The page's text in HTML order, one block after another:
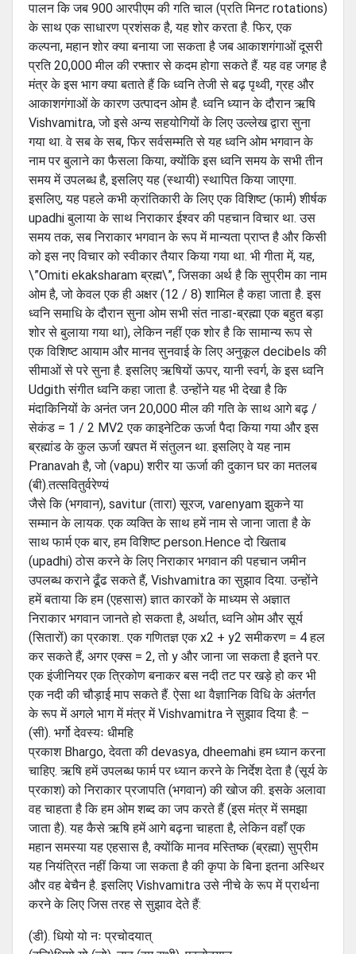
पालन कि जब 900 आरपीएम की गति चाल (प्रति मिनट rotations)
के साथ एक साधारण प्रशंसक है, यह शोर करता है. फिर, एक
कल्पना, महान शोर क्या बनाया जा सकता है जब आकाशगंगाओं दूसरी
प्रति 20,000 मील की रफ्तार से कदम होगा सकते हैं. यह वह जगह है
मंत्र के इस भाग क्या बताते हैं कि ध्वनि तेजी से बढ़ पृथ्वी, ग्रह और
आकाशगंगाओं के कारण उत्पादन ओम है. ध्वनि ध्यान के दौरान ऋषि
Vishvamitra, जो इसे अन्य सहयोगियों के लिए उल्लेख द्वारा सुना
गया था. वे सब के सब, फिर सर्वसम्मति से यह ध्वनि ओम भगवान के
नाम पर बुलाने का फैसला किया, क्योंकि इस ध्वनि समय के सभी तीन
समय में उपलब्ध है, इसलिए यह (स्थायी) स्थापित किया जाएगा.
इसलिए, यह पहले कभी क्रांतिकारी के लिए एक विशिष्ट (फार्म) शीर्षक
upadhi बुलाया के साथ निराकार ईश्वर की पहचान विचार था. उस
समय तक, सब निराकार भगवान के रूप में मान्यता प्राप्त है और किसी
को इस नए विचार को स्वीकार तैयार किया गया था. भी गीता में, यह,
\”Omiti ekaksharam ब्रह्म\”, जिसका अर्थ है कि सुप्रीम का नाम
ओम है, जो केवल एक ही अक्षर (12 / 8) शामिल है कहा जाता है. इस
ध्वनि समाधि के दौरान सुना ओम सभी संत नाडा-ब्रह्मा एक बहुत बड़ा
शोर से बुलाया गया था), लेकिन नहीं एक शोर है कि सामान्य रूप से
एक विशिष्ट आयाम और मानव सुनवाई के लिए अनुकूल decibels की
सीमाओं से परे सुना है. इसलिए ऋषियों ऊपर, यानी स्वर्ग, के इस ध्वनि
Udgith संगीत ध्वनि कहा जाता है. उन्होंने यह भी देखा है कि
मंदाकिनियों के अनंत जन 20,000 मील की गति के साथ आगे बढ़ /
सेकंड = 1 / 2 MV2 एक काइनेटिक ऊर्जा पैदा किया गया और इस
ब्रह्मांड के कुल ऊर्जा खपत में संतुलन था. इसलिए वे यह नाम
Pranavah है, जो (vapu) शरीर या ऊर्जा की दुकान घर का मतलब
(बी).तत्सवितुर्वरेण्यं
जैसे कि (भगवान), savitur (तारा) सूरज, varenyam झुकने या
सम्मान के लायक. एक व्यक्ति के साथ हमें नाम से जाना जाता है के
साथ फार्म एक बार, हम विशिष्ट person.Hence दो खिताब
(upadhi) ठोस करने के लिए निराकार भगवान की पहचान जमीन
उपलब्ध कराने ढूँढ सकते हैं, Vishvamitra का सुझाव दिया. उन्होंने
हमें बताया कि हम (एहसास) ज्ञात कारकों के माध्यम से अज्ञात
निराकार भगवान जानते हो सकता है, अर्थात, ध्वनि ओम और सूर्य
(सितारों) का प्रकाश.. एक गणितज्ञ एक x2 + y2 समीकरण = 4 हल
कर सकते हैं, अगर एक्स = 2, तो y और जाना जा सकता है इतने पर.
एक इंजीनियर एक त्रिकोण बनाकर बस नदी तट पर खड़े हो कर भी
एक नदी की चौड़ाई माप सकते हैं. ऐसा था वैज्ञानिक विधि के अंतर्गत
के रूप में अगले भाग में मंत्र में Vishvamitra ने सुझाव दिया है: –
(सी). भर्गो देवस्यः धीमहि
प्रकाश Bhargo, देवता की devasya, dheemahi हम ध्यान करना
चाहिए. ऋषि हमें उपलब्ध फार्म पर ध्यान करने के निर्देश देता है (सूर्य के
प्रकाश) को निराकार प्रजापति (भगवान) की खोज की. इसके अलावा
वह चाहता है कि हम ओम शब्द का जप करते हैं (इस मंत्र में समझा
जाता है). यह कैसे ऋषि हमें आगे बढ़ना चाहता है, लेकिन वहाँ एक
महान समस्या यह एहसास है, क्योंकि मानव मस्तिष्क (ब्रह्मा) सुप्रीम
यह नियंत्रित नहीं किया जा सकता है की कृपा के बिना इतना अस्थिर
और वह बेचैन है. इसलिए Vishvamitra उसे नीचे के रूप में प्रार्थना
करने के लिए जिस तरह से सुझाव देते हैं:
(डी). धियो यो नः प्रचोदयात्